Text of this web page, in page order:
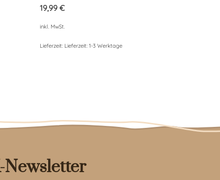
von 5
19,99 €
inkl. MwSt.
Lieferzeit: Lieferzeit: 1-3 Werktage